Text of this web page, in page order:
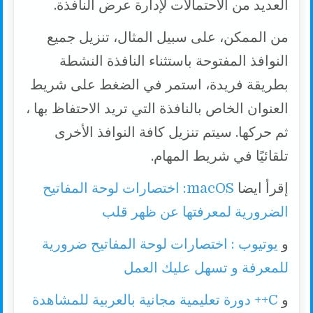
العديد من الاحتمالات لإدارة عرض النافذة.
من الممكن، على سبيل المثال، تنزيل جميع
النوافذ المفتوحة باستثناء النافذة النشطة
بطريقة فريدة، استمر في الضغط على شريط
العنوان الخاص بالنافذة التي تريد الاحتفاظ بها ،
ثم حركها. سيتم تنزيل كافة النوافذ الأخرى
تلقائيًا في شريط المهام.
إقرأ ايضا
macOS: اختصارات لوحة المفاتيح
الضرورية لمعرفتها عن ظهر قلب
و يوتيوب : اختصارات لوحة المفاتيح ضرورية
للمعرفة و تسهل عليك العمل
و
C++ دورة تعليمية مجانية بالعربية للمشاهدة